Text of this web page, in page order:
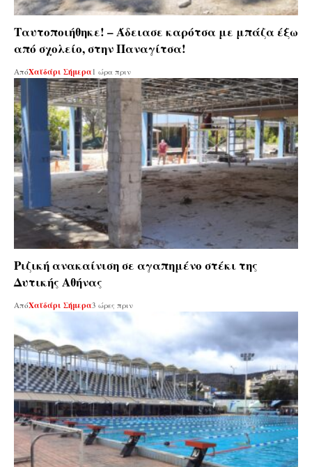
Ταυτοποιήθηκε! – Άδειασε καρότσα με μπάζα έξω
από σχολείο, στην Παναγίτσα!
ΑπόΧαϊδάρι Σήμερα 1 ώρα πριν
Ριζική ανακαίνιση σε αγαπημένο στέκι της
Δυτικής Αθήνας
ΑπόΧαϊδάρι Σήμερα3 ώρες πριν